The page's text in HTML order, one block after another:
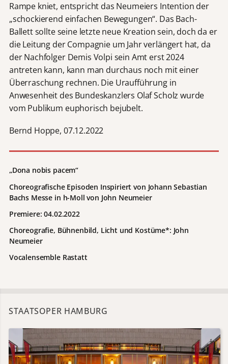
Rampe kniet, entspricht das Neumeiers Intention der
„schockierend einfachen Bewegungen“. Das Bach-
Ballett sollte seine letzte neue Kreation sein, doch da er
die Leitung der Compagnie um Jahr verlängert hat, da
der Nachfolger Demis Volpi sein Amt erst 2024
antreten kann, kann man durchaus noch mit einer
Überraschung rechnen. Die Uraufführung in
Anwesenheit des Bundeskanzlers Olaf Scholz wurde
vom Publikum euphorisch bejubelt.
Bernd Hoppe, 07.12.2022
„Dona nobis pacem“
Choreografische Episoden Inspiriert von Johann Sebastian
Bachs Messe in h-Moll von John Neumeier
Premiere: 04.02.2022
Choreografie, Bühnenbild, Licht und Kostüme*: John
Neumeier
Vocalensemble Rastatt
STAATSOPER HAMBURG